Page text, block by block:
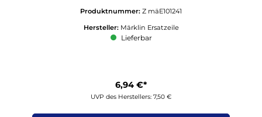
Produktnummer: Z mäE101241
Hersteller: Märklin Ersatzeile
Lieferbar
6,94 €*
UVP des Herstellers: 7,50 €